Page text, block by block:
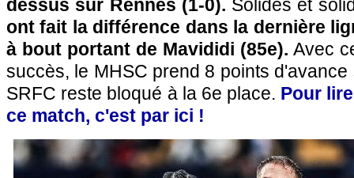
dessus sur Rennes (1-0). Solides et
ont fait la différence dans la dernière
à bout portant de Mavididi (85e). Avec
succès, le MHSC prend 8 points
SRFC reste bloqué à la 6e place. Pour
ce match, c'est par ici !